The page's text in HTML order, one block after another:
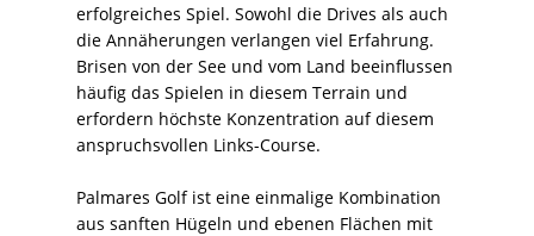
erfolgreiches Spiel. Sowohl die Drives als auch
die Annäherungen verlangen viel Erfahrung.
Brisen von der See und vom Land beeinflussen
häufig das Spielen in diesem Terrain und
erfordern höchste Konzentration auf diesem
anspruchsvollen Links-Course.
Palmares Golf ist eine einmalige Kombination
aus sanften Hügeln und ebenen Flächen mit